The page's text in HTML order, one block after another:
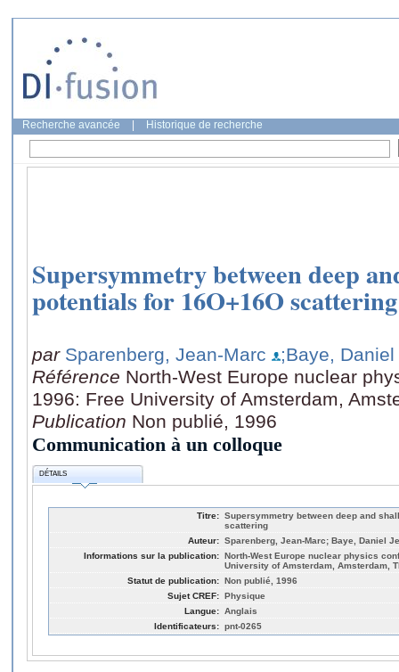
Recherche avancée Historique de recherche
Supersymmetry between deep
potentials for 16O+16O scattering
par Sparenberg, Jean-Marc
;Baye,
Référence North-West Europe nuclear
1996: Free University of Amsterdam,
Publication Non publié, 1996
Communication à un colloque
DÉTAILS
Titre: Supersymmetry between deep and
scattering
Auteur: Sparenberg, Jean-Marc; Baye, Daniel
Informations sur la publication: North-West Europe nuclear physics
University of Amsterdam, Amsterdam,
Statut de publication: Non publié, 1996
Sujet CREF: Physique
Langue: Anglais
Identificateurs: pnt-0265